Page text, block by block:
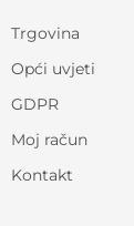
Trgovina
Opći uvjeti
GDPR
Moj račun
Kontakt